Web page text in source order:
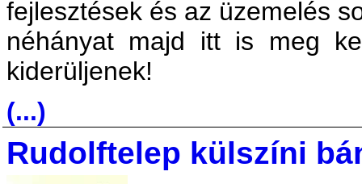
fejlesztések és az üzemelés
néhányat majd itt is meg
kiderüljenek!
(...)
Rudolftelep külszíni